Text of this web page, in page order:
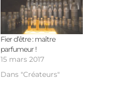
Fier d’être : maître
parfumeur !
15 mars 2017
Dans "Créateurs"